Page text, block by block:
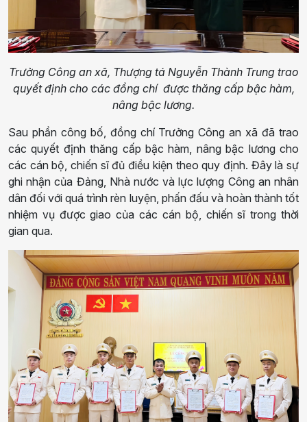
Trưởng Công an xã, Thượng tá Nguyễn Thành Trung trao
quyết định cho các đồng chí được thăng cấp bậc hàm,
nâng bậc lương.
Sau phần công bố, đồng chí Trưởng Công an xã đã trao
các quyết định thăng cấp bậc hàm, nâng bậc lương cho
các cán bộ, chiến sĩ đủ điều kiện theo quy định. Đây là sự
ghi nhận của Đảng, Nhà nước và lực lượng Công an nhân
dân đối với quá trình rèn luyện, phấn đấu và hoàn thành tốt
nhiệm vụ được giao của các cán bộ, chiến sĩ trong thời
gian qua.